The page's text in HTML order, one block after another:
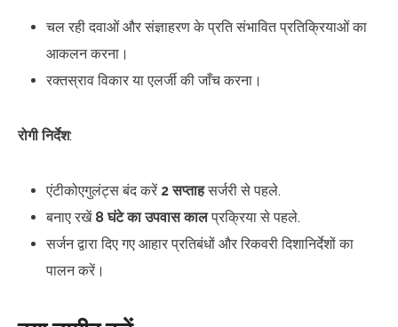
चल रही दवाओं और संज्ञाहरण के प्रति संभावित प्रतिक्रियाओं का
आकलन करना।
रक्तस्राव विकार या एलर्जी की जाँच करना।
रोगी निर्देश:
एंटीकोएगुलंट्स बंद करें 2 सप्ताहसर्जरी से पहले.
बनाए रखें 8 घंटे का उपवास कालप्रक्रिया से पहले.
सर्जन द्वारा दिए गए आहार प्रतिबंधों और रिकवरी दिशानिर्देशों का
पालन करें।